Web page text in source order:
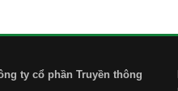
ty cổ phần Truyền thông